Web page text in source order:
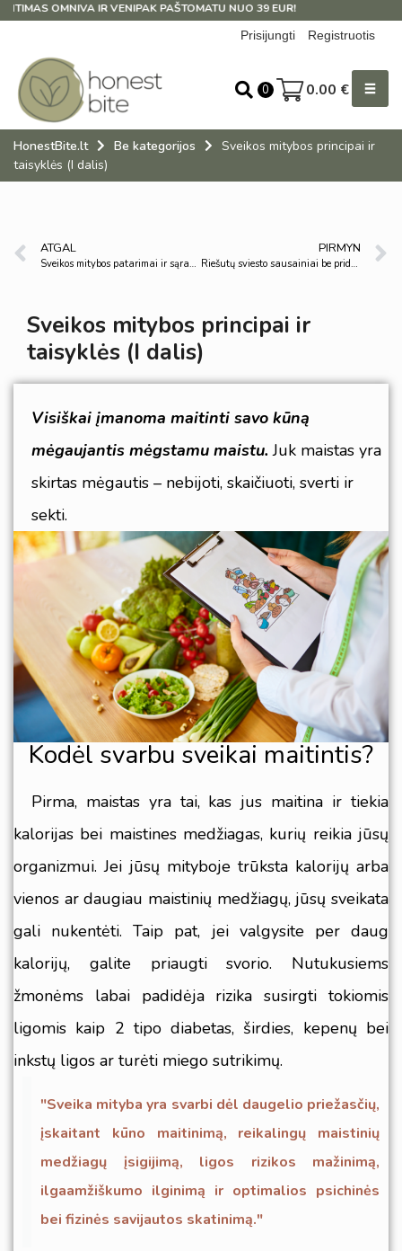
IR VENIPAK PAŠTOMATU NUO 39 EUR!
Prisijungti
Registruotis
0 0.00 €
HonestBite.lt Be kategorijos
Sveikos mitybos principai ir
taisyklės (I dalis)
ATGAL
Sveikos mitybos patarimai ir sąrašas (II dalis)
PIRMYN
Riešutų sviesto sausainiai be pridėtinio cukraus ir be glitimo
Sveikos mitybos principai ir
taisyklės (I dalis)
Visiškai įmanoma maitinti savo kūną
mėgaujantis mėgstamu maistu. Juk maistas yra
skirtas mėgautis – nebijoti, skaičiuoti, sverti ir
sekti.
Kodėl svarbu sveikai maitintis?
Pirma, maistas yra tai, kas jus maitina ir tiekia
kalorijas bei maistines medžiagas, kurių reikia jūsų
organizmui. Jei jūsų mityboje trūksta kalorijų arba
vienos ar daugiau maistinių medžiagų, jūsų sveikata
gali nukentėti. Taip pat, jei valgysite per daug
kalorijų, galite priaugti svorio. Nutukusiems
žmonėms labai padidėja rizika susirgti tokiomis
ligomis kaip 2 tipo diabetas, širdies, kepenų bei
inkstų ligos ar turėti miego sutrikimų.
"Sveika mityba yra svarbi dėl daugelio priežasčių,
įskaitant kūno maitinimą, reikalingų maistinių
medžiagų įsigijimą, ligos rizikos mažinimą,
ilgaamžiškumo ilginimą ir optimalios psichinės
bei fizinės savijautos skatinimą."